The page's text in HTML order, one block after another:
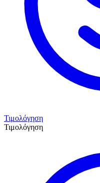
Τιμολόγηση
Τιμολόγηση